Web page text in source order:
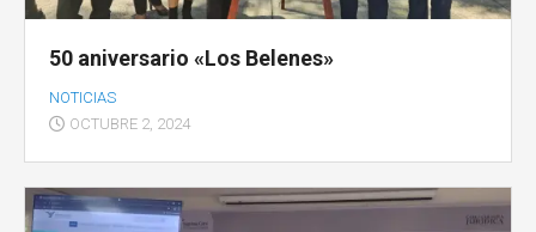
50 aniversario «Los Belenes»
NOTICIAS
OCTUBRE 2, 2024